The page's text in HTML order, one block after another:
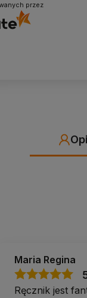
przez
Maria Regina
Ręcznik jest